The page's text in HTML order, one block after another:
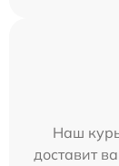
Наш
доставит